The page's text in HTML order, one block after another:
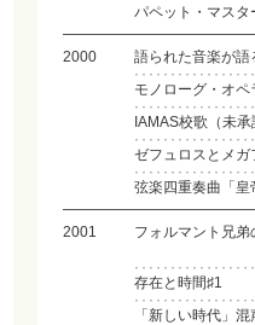
パペット・マスタ
2000
語られた音楽が
モノローグ・オペ
IAMAS校歌（未承
ゼフュロスとメガ
弦楽四重奏曲「皇
2001 フォルマント兄弟
存在と時間♯1
「新しい時代」